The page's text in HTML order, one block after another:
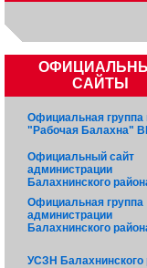
САЙТЫ
Официальная группа
"Рабочая Балахна"
Официальный сайт
администрации
Балахнинского
Официальная группа
администрации
Балахнинского
УСЗН Балахнинского